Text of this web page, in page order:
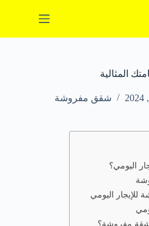
المثالية
شقق مفروشة
اليومي؟
للإيجار اليومي
شقة مفروشة؟